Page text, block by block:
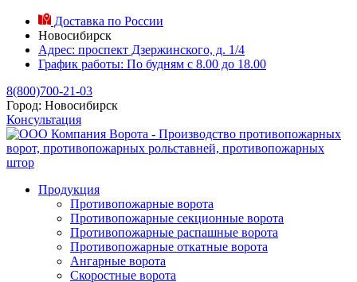
Доставка по России
Новосибирск
Адрес: проспект Дзержинского, д. 1/4
График работы: По будням с 8.00 до 18.00
8(800)700-21-03
Город: Новосибирск
Консультация
Продукция
Противопожарные ворота
Противопожарные секционные ворота
Противопожарные распашные ворота
Противопожарные откатные ворота
Ангарные ворота
Скоростные ворота